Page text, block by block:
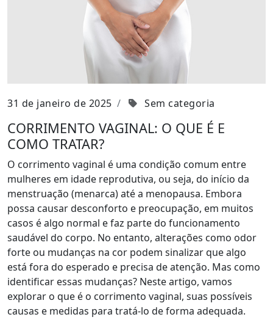
31 de janeiro de 2025 Sem categoria
CORRIMENTO VAGINAL: O QUE É E
COMO TRATAR?
O corrimento vaginal é uma condição comum entre
mulheres em idade reprodutiva, ou seja, do início da
menstruação (menarca) até a menopausa. Embora
possa causar desconforto e preocupação, em muitos
casos é algo normal e faz parte do funcionamento
saudável do corpo. No entanto, alterações como odor
forte ou mudanças na cor podem sinalizar que algo
está fora do esperado e precisa de atenção. Mas como
identificar essas mudanças? Neste artigo, vamos
explorar o que é o corrimento vaginal, suas possíveis
causas e medidas para tratá-lo de forma adequada.